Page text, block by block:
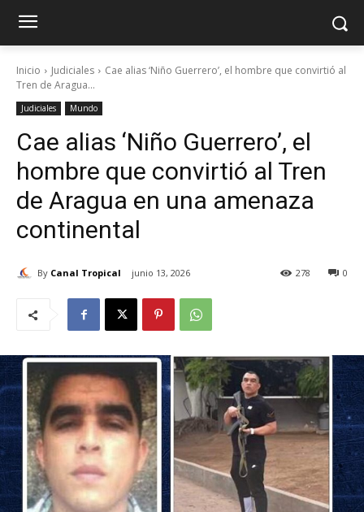
Inicio Judiciales
Cae alias ‘Niño Guerrero’, el hombre que convirtió al
Tren de Aragua...
Judiciales Mundo
Cae alias ‘Niño Guerrero’, el
hombre que convirtió al Tren
de Aragua en una amenaza
continental
By Canal Tropical junio 13, 2026 0
278